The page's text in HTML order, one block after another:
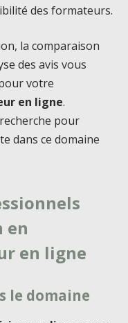
des formateurs.
la comparaison
des avis vous
votre
en ligne.
pour
dans ce domaine
en
en ligne
le domaine